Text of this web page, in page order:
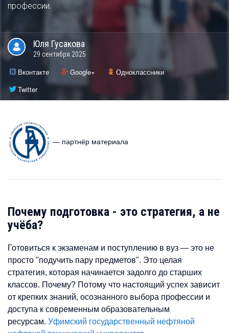
профессии.
Юля Гусакова
29 сентября 2025
Вконтакте Google+
Одноклассники
Twitter
— партнёр материала
Почему подготовка - это стратегия, а не
учёба?
Готовиться к экзаменам и поступлению в вуз — это не
просто "подучить пару предметов". Это целая
стратегия, которая начинается задолго до старших
классов. Почему? Потому что настоящий успех зависит
от крепких знаний, осознанного выбора профессии и
доступа к современным образовательным
ресурсам. Уфимский государственный нефтяной